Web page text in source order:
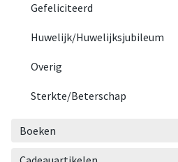
Gefeliciteerd
Huwelijk/Huwelijksjubileum
Overig
Sterkte/Beterschap
Boeken